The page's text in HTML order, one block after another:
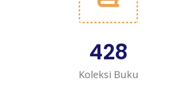
428
Koleksi Buku